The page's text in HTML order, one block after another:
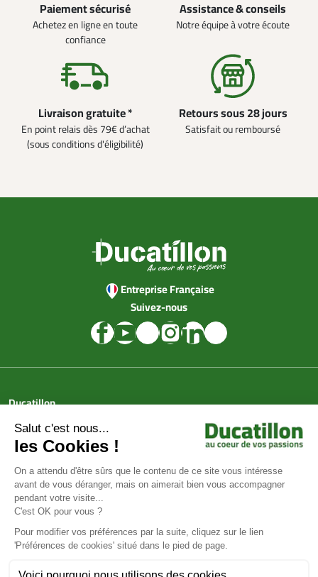
Paiement sécurisé
Achetez en ligne en toute
confiance
Assistance & conseils
Notre équipe à votre écoute
Livraison gratuite *
En point relais dès 79€ d’achat
(sous conditions d'éligibilité)
Retours sous 28 jours
Satisfait ou remboursé
Entreprise Française
Suivez-nous
Ducatillon
Achat en ligne
Services
Aide & Conseils
Paiement sécurisé